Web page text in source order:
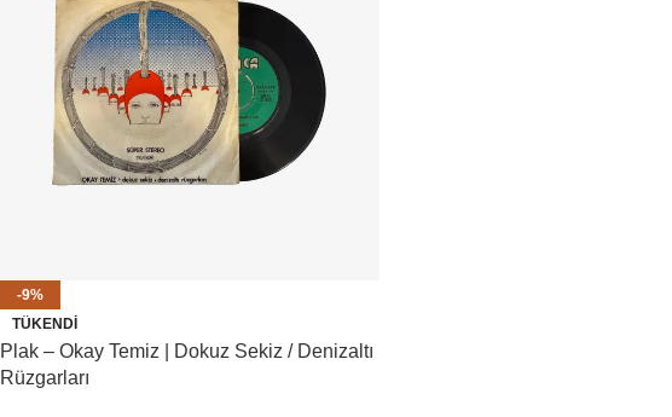
-9%
TÜKENDI
Plak – Okay Temiz | Dokuz Sekiz / Denizaltı
Rüzgarları